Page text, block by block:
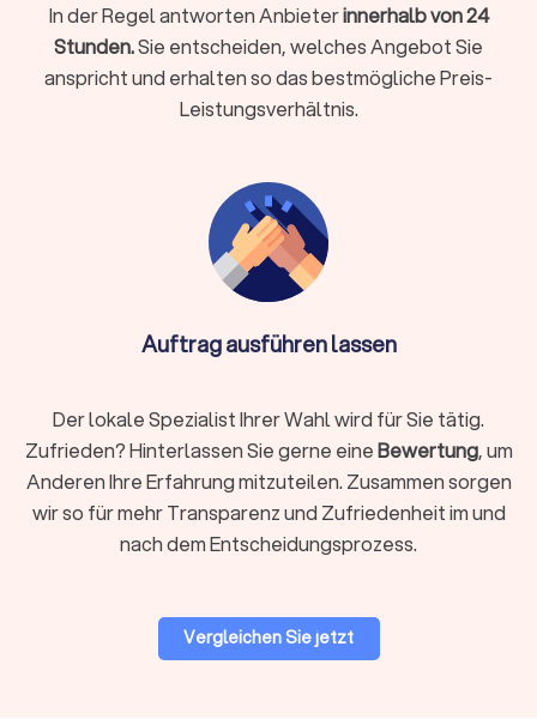
Online-Steuerberatung
Ortsunabhängig und zeitlich flexibel
Oft günstigere Preismodelle durch effizientere Prozesse
Wichtig bei Online-Anbietern: Achten Sie auf
DSGVO-konforme Datenverarbeitung und die
Nutzung sicherer Software wie DATEV
Unternehmen online. Die Qualifikation ist essentiell –
auch ein Online-Steuerberater muss von der
Auf Trustlocal finden Sie beide Varianten übersichtlich
dargestellt, sodass Sie selbst entscheiden können, was
besser zu Ihnen passt. Nutzen Sie unsere Filterfunktion, um
gezielt nach lokalen Beratern in Senftenberg oder digitalen
Woran Sie einen guten Steuerberater
In der Regel antworten Anbieterinnerhalb von 24
Stunden.Sie entscheiden, welches Angebot Sie
anspricht und erhalten so das bestmögliche Preis-
Leistungsverhältnis.
Auftrag ausführen lassen
Der lokale Spezialist Ihrer Wahl wird für Sie tätig.
Zufrieden? Hinterlassen Sie gerne eineBewertung, um
Anderen Ihre Erfahrung mitzuteilen. Zusammen sorgen
wir so für mehr Transparenz und Zufriedenheit im und
nach dem Entscheidungsprozess.
Vergleichen Sie jetzt